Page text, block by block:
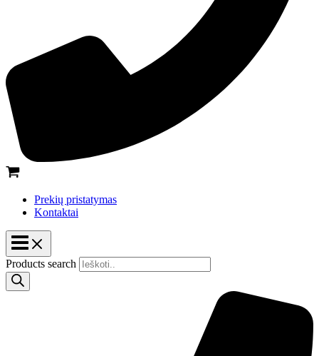
Prekių pristatymas
Kontaktai
Products search